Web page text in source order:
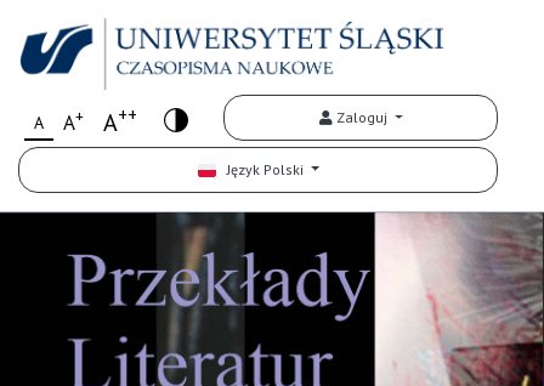
A A+ A++ Zaloguj
Język Polski